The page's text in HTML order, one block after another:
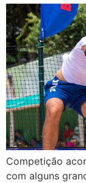
Competição
com alguns